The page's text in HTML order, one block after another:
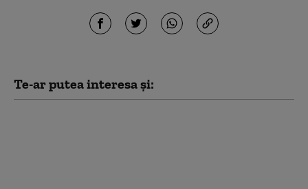
Te-ar putea interesa și: